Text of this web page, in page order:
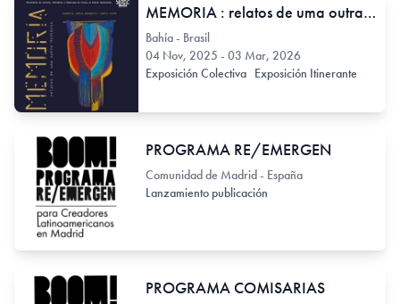
MEMORIA : relatos de uma outra História
Bahía - Brasil
04 Nov, 2025 - 03 Mar, 2026
Exposición Colectiva Exposición Itinerante
PROGRAMA RE/EMERGEN
Comunidad de Madrid - España
Lanzamiento publicación
PROGRAMA COMISARIAS